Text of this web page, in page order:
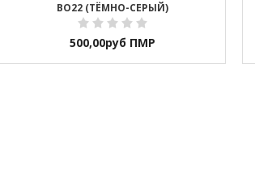
BO22 (ТЁМНО-СЕРЫЙ)
500,00руб ПМР